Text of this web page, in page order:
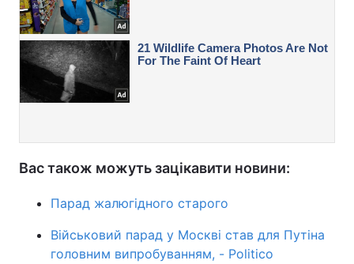
Вас також можуть зацікавити новини:
Парад жалюгідного старого
Військовий парад у Москві став для Путіна
головним випробуванням, - Politico